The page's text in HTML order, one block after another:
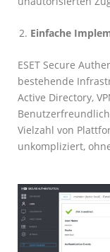
Einfache
ESET Secure
bestehende
Active Directory,
Vielzahl von
unkompliziert,